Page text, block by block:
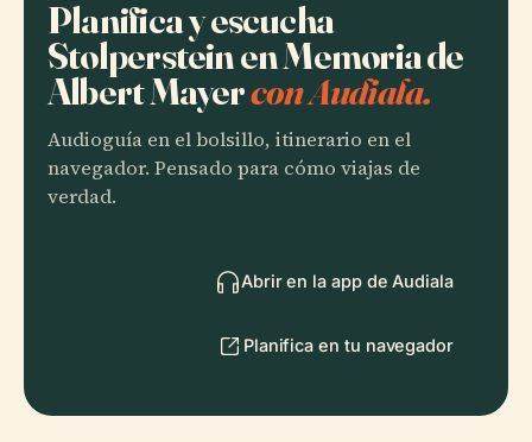
Planifica y escucha
Stolperstein en Memoria de
Albert Mayercon Audiala.
Audioguía en el bolsillo, itinerario en el
navegador. Pensado para cómo viajas de
verdad.
Abrir en la app de Audiala
Planifica en tu navegador